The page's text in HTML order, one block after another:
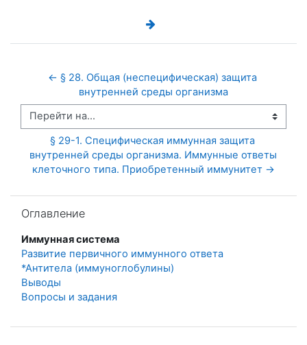
← § 28. Общая (неспецифическая) защита
внутренней среды организма
Перейти на...
§ 29-1. Специфическая иммунная защита
внутренней среды организма. Иммунные ответы
клеточного типа. Приобретенный иммунитет →
Оглавление
Иммунная система
Развитие первичного иммунного ответа
*Антитела (иммуноглобулины)
Выводы
Вопросы и задания